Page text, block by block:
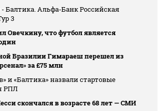
Балтика. Альфа-Банк Российская
3
Овечкину, что футбол является
Бразилии Гимараеш перешел из
за £75 млн
и «Балтика» назвали стартовые
РПЛ
скончался в возрасте 68 лет — СМИ